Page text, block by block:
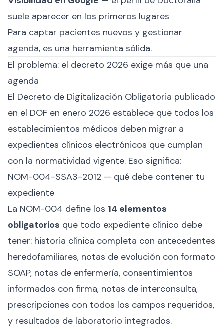
suele aparecer en los primeros lugares
Para captar pacientes nuevos y gestionar
agenda, es una herramienta sólida.
El problema: el decreto 2026 exige más que una
agenda
El Decreto de Digitalización Obligatoria publicado
en el DOF en enero 2026 establece que todos los
establecimientos médicos deben migrar a
expedientes clínicos electrónicos que cumplan
con la normatividad vigente. Eso significa:
NOM-004-SSA3-2012 — qué debe contener tu
expediente
La NOM-004 define los 14 elementos
obligatorios que todo expediente clínico debe
tener: historia clínica completa con antecedentes
heredofamiliares, notas de evolución con formato
SOAP, notas de enfermería, consentimientos
informados con firma, notas de interconsulta,
prescripciones con todos los campos requeridos,
y resultados de laboratorio integrados.